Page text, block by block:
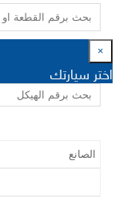
×
اختر سيارتك